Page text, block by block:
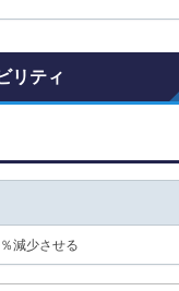
リティ
減少させる